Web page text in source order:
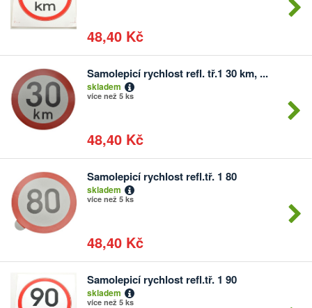
48,40 Kč
Samolepicí rychlost refl. tř.1 30 km, ...
skladem
více než 5 ks
48,40 Kč
Počet
kusů
Samolepicí rychlost refl.tř. 1 80
skladem
více než 5 ks
48,40 Kč
Počet
kusů
Samolepicí rychlost refl.tř. 1 90
skladem
více než 5 ks
Počet
kusů